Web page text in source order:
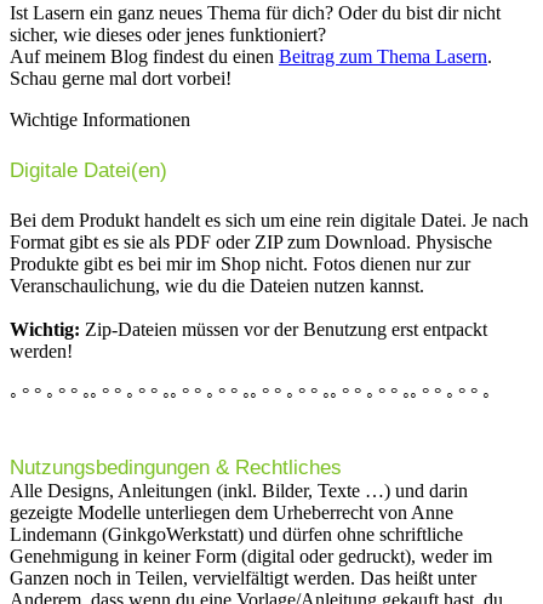
Ist Lasern ein ganz neues Thema für dich? Oder du bist dir nicht
sicher, wie dieses oder jenes funktioniert?
Auf meinem Blog findest du einen Beitrag zum Thema Lasern.
Schau gerne mal dort vorbei!
Wichtige Informationen
Digitale Datei(en)
Bei dem Produkt handelt es sich um eine rein digitale Datei. Je nach
Format gibt es sie als PDF oder ZIP zum Download. Physische
Produkte gibt es bei mir im Shop nicht. Fotos dienen nur zur
Veranschaulichung, wie du die Dateien nutzen kannst.
Wichtig: Zip-Dateien müssen vor der Benutzung erst entpackt
werden!
◦ ° ° ◦ ° ° ◦◦ ° ° ◦ ° ° ◦◦ ° ° ◦ ° ° ◦◦ ° ° ◦ ° ° ◦◦ ° ° ◦ ° ° ◦◦ ° ° ◦ ° ° ◦
Nutzungsbedingungen & Rechtliches
Alle Designs, Anleitungen (inkl. Bilder, Texte …) und darin
gezeigte Modelle unterliegen dem Urheberrecht von Anne
Lindemann (GinkgoWerkstatt) und dürfen ohne schriftliche
Genehmigung in keiner Form (digital oder gedruckt), weder im
Ganzen noch in Teilen, vervielfältigt werden. Das heißt unter
Anderem, dass wenn du eine Vorlage/Anleitung gekauft hast, du